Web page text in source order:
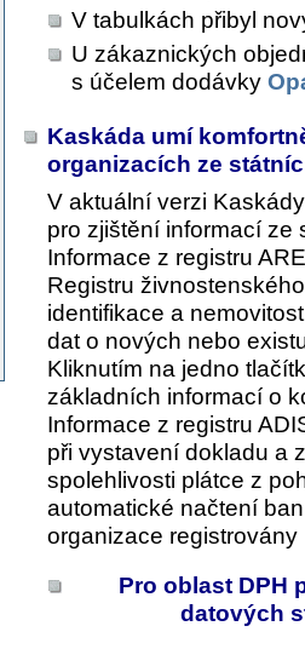
V tabulkách přibyl
U zákaznických
s účelem dodávky
Kaskáda umí
organizacích ze
V aktuální verzi
pro zjištění informací ze
Informace z registru
Registru
identifikace a
dat o nových nebo
Kliknutím na jedno
základních informací o
Informace z registru
při vystavení dokladu a
spolehlivosti plátce z
automatické načtení
organizace
Pro oblast DPH
datových